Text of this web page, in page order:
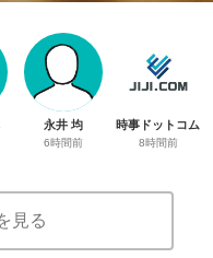
永井 均
6時間前
時事ドットコム
8時間前
見る